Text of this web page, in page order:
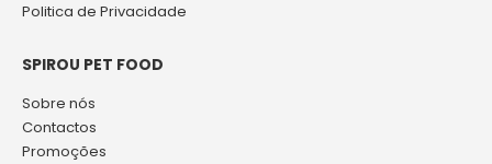
Politica de Privacidade
SPIROU PET FOOD
Sobre nós
Contactos
Promoções